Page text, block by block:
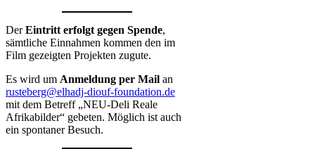
DerEintritt erfolgt gegen Spende,
sämtliche Einnahmen kommen den im
Film gezeigten Projekten zugute.
Es wird um Anmeldung per Mail an
rusteberg@elhadj-diouf-foundation.de
mit dem Betreff „NEU-Deli Reale
Afrikabilder“ gebeten. Möglich ist auch
ein spontaner Besuch.